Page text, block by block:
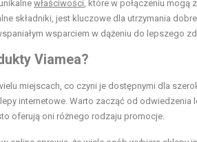
właściwości , które w połączeniu mogą
składniki, jest kluczowe dla utrzymania
wsparciem w dążeniu do lepszego
Viamea?
miejscach, co czyni je dostępnymi dla
internetowe. Warto zacząć od
oferują oni różnego rodzaju promocje.